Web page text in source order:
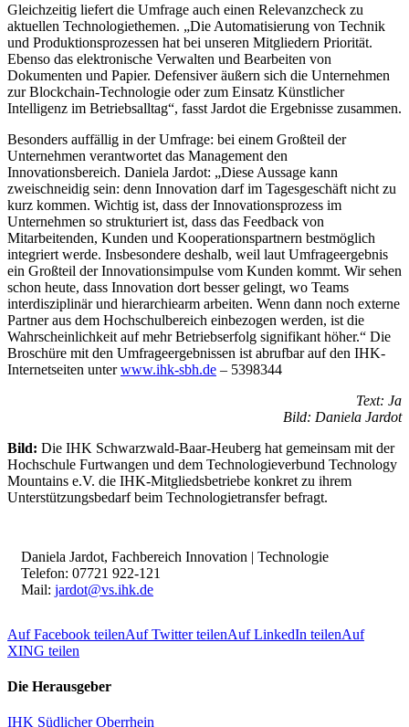
Gleichzeitig liefert die Umfrage auch einen Relevanzcheck zu
aktuellen Technologiethemen. „Die Automatisierung von Technik
und Produktionsprozessen hat bei unseren Mitgliedern Priorität.
Ebenso das elektronische Verwalten und Bearbeiten von
Dokumenten und Papier. Defensiver äußern sich die Unternehmen
zur Blockchain-Technologie oder zum Einsatz Künstlicher
Intelligenz im Betriebsalltag“, fasst Jardot die Ergebnisse zusammen.
Besonders auffällig in der Umfrage: bei einem Großteil der
Unternehmen verantwortet das Management den
Innovationsbereich. Daniela Jardot: „Diese Aussage kann
zweischneidig sein: denn Innovation darf im Tagesgeschäft nicht zu
kurz kommen. Wichtig ist, dass der Innovationsprozess im
Unternehmen so strukturiert ist, dass das Feedback von
Mitarbeitenden, Kunden und Kooperationspartnern bestmöglich
integriert werde. Insbesondere deshalb, weil laut Umfrageergebnis
ein Großteil der Innovationsimpulse vom Kunden kommt. Wir sehen
schon heute, dass Innovation dort besser gelingt, wo Teams
interdisziplinär und hierarchiearm arbeiten. Wenn dann noch externe
Partner aus dem Hochschulbereich einbezogen werden, ist die
Wahrscheinlichkeit auf mehr Betriebserfolg signifikant höher.“ Die
Broschüre mit den Umfrageergebnissen ist abrufbar auf den IHK-
Internetseiten unterwww.ihk-sbh.de – 5398344
Text: Ja
Bild: Daniela Jardot
Bild: Die IHK Schwarzwald-Baar-Heuberg hat gemeinsam mit der
Hochschule Furtwangen und dem Technologieverbund Technology
Mountains e.V. die IHK-Mitgliedsbetriebe konkret zu ihrem
Unterstützungsbedarf beim Technologietransfer befragt.
Daniela Jardot, Fachbereich Innovation | Technologie
Telefon: 07721 922-121
Mail: jardot@vs.ihk.de
Auf Facebook teilenAuf Twitter teilenAuf LinkedIn teilenAuf
XING teilen
Die Herausgeber
IHK Südlicher Oberrhein